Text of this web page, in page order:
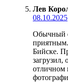
Лев
08.10.2025
Обычный
приятным.
Бийске.
загрузил,
отличном